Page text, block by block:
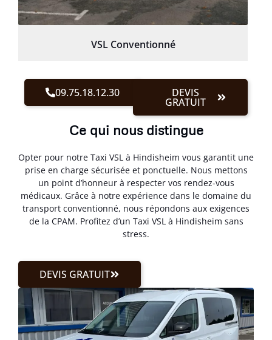
VSL Conventionné
09.75.18.12.30 DEVIS
GRATUIT
Ce qui nous distingue
Opter pour notre Taxi VSL à Hindisheim vous garantit une
prise en charge sécurisée et ponctuelle. Nous mettons
un point d’honneur à respecter vos rendez-vous
médicaux. Grâce à notre expérience dans le domaine du
transport conventionné, nous répondons aux exigences
de la CPAM. Profitez d’un Taxi VSL à Hindisheim sans
stress.
DEVIS GRATUIT